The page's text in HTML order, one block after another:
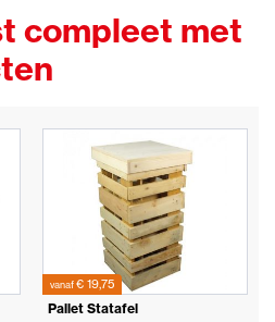
compleet met
vanaf€ 19,75
Pallet Statafel